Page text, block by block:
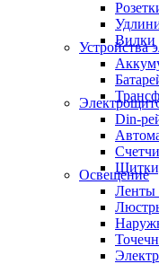
Вилки
Устройства
Din-
Освещение
Ленты